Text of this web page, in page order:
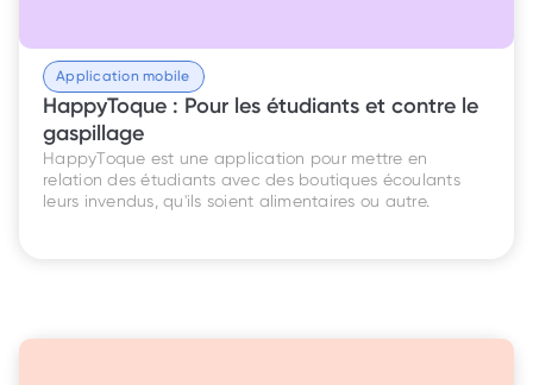
Application mobile
HappyToque : Pour les étudiants et contre le
gaspillage
HappyToque est une application pour mettre en
relation des étudiants avec des boutiques écoulants
leurs invendus, qu'ils soient alimentaires ou autre.